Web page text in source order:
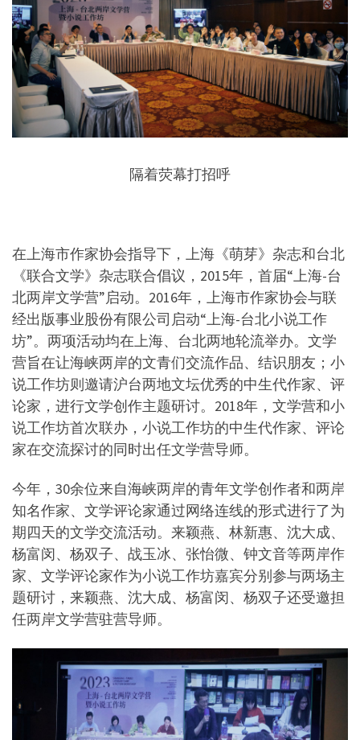
隔着荧幕打招呼
在上海市作家协会指导下，上海《萌芽》杂志和台北
《联合文学》杂志联合倡议，2015年，首届“上海-台
北两岸文学营”启动。2016年，上海市作家协会与联
经出版事业股份有限公司启动“上海-台北小说工作
坊”。两项活动均在上海、台北两地轮流举办。文学
营旨在让海峡两岸的文青们交流作品、结识朋友；小
说工作坊则邀请沪台两地文坛优秀的中生代作家、评
论家，进行文学创作主题研讨。2018年，文学营和小
说工作坊首次联办，小说工作坊的中生代作家、评论
家在交流探讨的同时出任文学营导师。
今年，30余位来自海峡两岸的青年文学创作者和两岸
知名作家、文学评论家通过网络连线的形式进行了为
期四天的文学交流活动。来颖燕、林新惠、沈大成、
杨富闵、杨双子、战玉冰、张怡微、钟文音等两岸作
家、文学评论家作为小说工作坊嘉宾分别参与两场主
题研讨，来颖燕、沈大成、杨富闵、杨双子还受邀担
任两岸文学营驻营导师。